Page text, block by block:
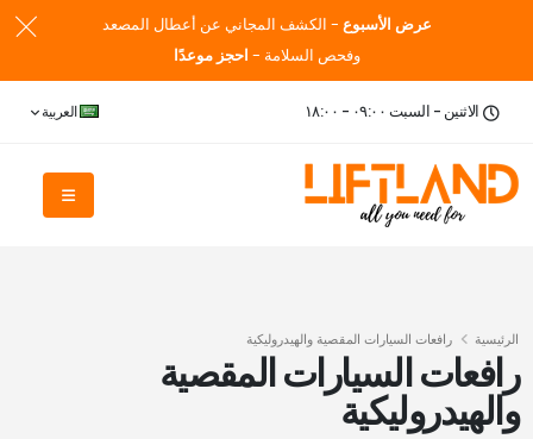
عرض الأسبوع - الكشف المجاني عن أعطال المصعد
وفحص السلامة - احجز موعدًا
الاثنين - السبت ٠٩:٠٠ - ١٨:٠٠ العربية
رافعات السيارات المقصية
والهيدروليكية
الرئيسية رافعات السيارات المقصية والهيدروليكية